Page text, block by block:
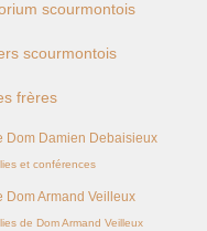
scourmontois
scourmontois
frères
Dom Damien Debaisieux
et conférences
Dom Armand Veilleux
de Dom Armand Veilleux